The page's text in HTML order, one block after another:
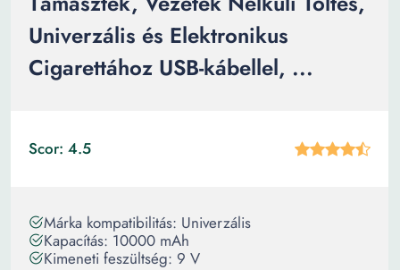
Univerzális és Elektronikus
Cigarettához USB-kábellel, ...
Scor: 4.5
Márka kompatibilitás: Univerzális
Kapacítás: 10000 mAh
Kimeneti feszültség: 9 V